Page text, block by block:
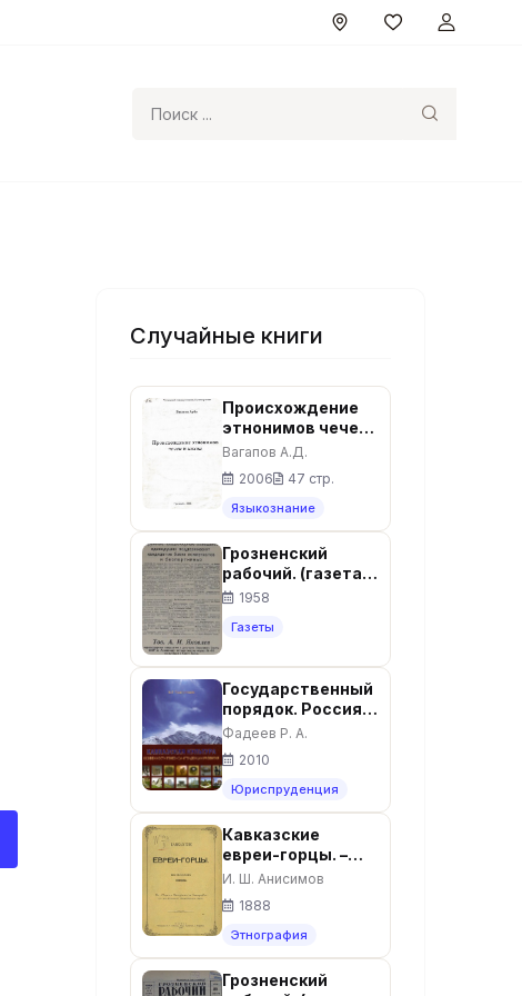
Случайные книги
Происхождение
этнонимов чечен
и нохчи
Вагапов А.Д.
2006
47 стр.
Языкознание
Грозненский
рабочий. (газета):
Пятница, 14
№32(10.258)
1958
Газеты
Государственный
порядок. Россия и
Кавказ. — Москва:
Институт русской
цивилизации,
2010. — 992 с. -
ISBN 978-5-
902725-36-7
Фадеев Р. А.
2010
Юриспруденция
Кавказские
евреи-горцы. –
Москва, 1888. -152
с.
И. Ш. Анисимов
1888
Этнография
Грозненский